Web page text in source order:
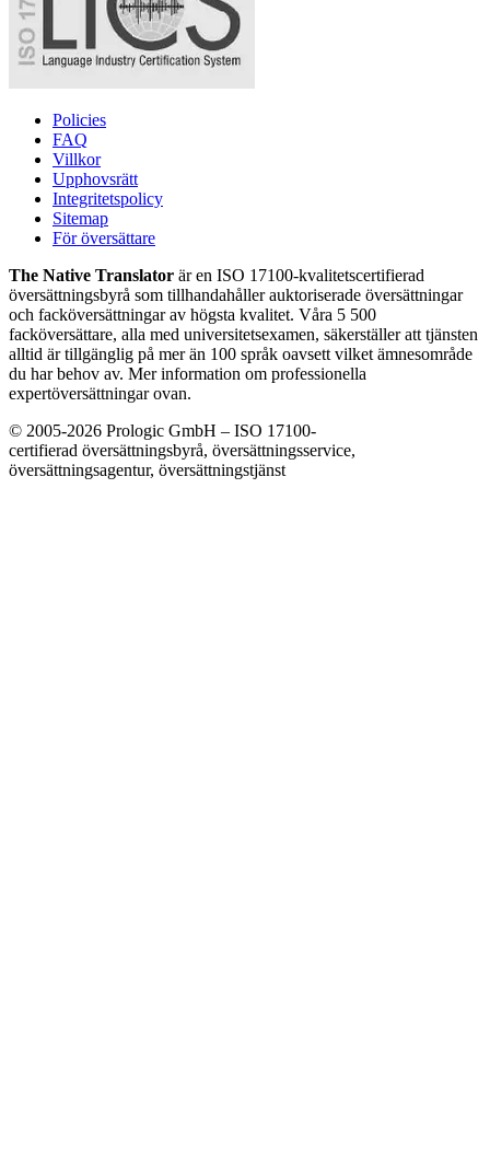
Policies
FAQ
Villkor
Upphovsrätt
Integritetspolicy
Sitemap
För översättare
The Native Translator är en ISO 17100-kvalitetscertifierad
översättningsbyrå som tillhandahåller auktoriserade översättningar
och facköversättningar av högsta kvalitet. Våra 5 500
facköversättare, alla med universitetsexamen, säkerställer att tjänsten
alltid är tillgänglig på mer än 100 språk oavsett vilket ämnesområde
du har behov av. Mer information om professionella
expertöversättningar ovan.
© 2005-2026 Prologic GmbH – ISO 17100-
certifierad översättningsbyrå, översättningsservice,
översättningsagentur, översättningstjänst